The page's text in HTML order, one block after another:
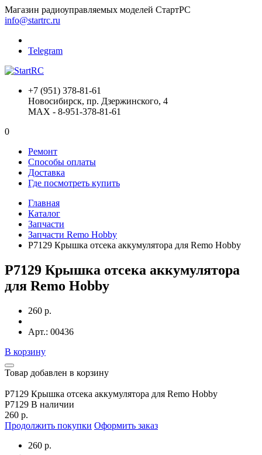
Магазин радиоуправляемых моделей СтартРС
info@startrc.ru
Telegram
+7 (951) 378-81-61
Новосибирск, пр. Дзержинского, 4
MAX - 8-951-378-81-61
0
Ремонт
Способы оплаты
Доставка
Где посмотреть купить
Главная
Каталог
Запчасти
Запчасти Remo Hobby
P7129 Крышка отсека аккумулятора для Remo Hobby
P7129 Крышка отсека аккумулятора
для Remo Hobby
260 р.
Арт.: 00436
В корзину
Товар добавлен в корзину
P7129 Крышка отсека аккумулятора для Remo Hobby
P7129 В наличии
260 р.
Продолжить покупки Оформить заказ
260 р.